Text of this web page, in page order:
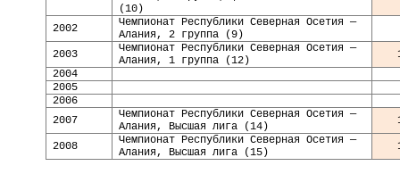
(10)
2002
Чемпионат Республики Северная Осетия —
Алания, 2 группа (9)
2003
Чемпионат Республики Северная Осетия —
Алания, 1 группа (12)
2004
2005
2006
2007
Чемпионат Республики Северная Осетия —
Алания, Высшая лига (14)
2008
Чемпионат Республики Северная Осетия —
Алания, Высшая лига (15)